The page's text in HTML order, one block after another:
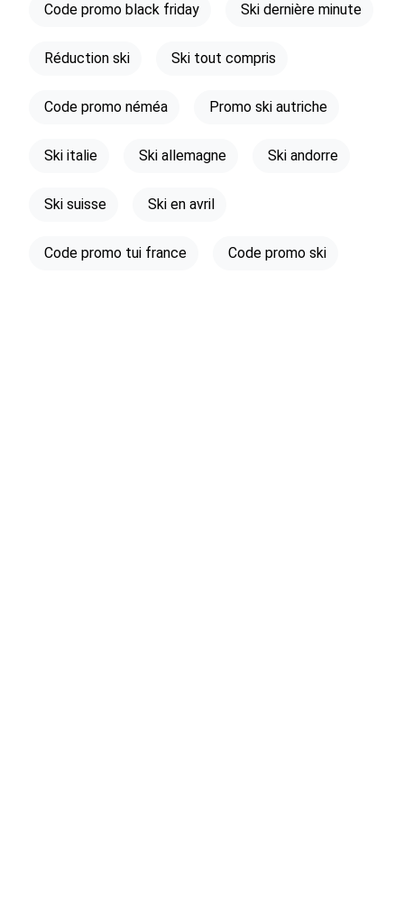
Code promo black friday Ski dernière minute
Réduction ski Ski tout compris
Code promo néméa Promo ski autriche
Ski italie Ski allemagne Ski andorre
Ski suisse Ski en avril
Code promo tui france Code promo ski